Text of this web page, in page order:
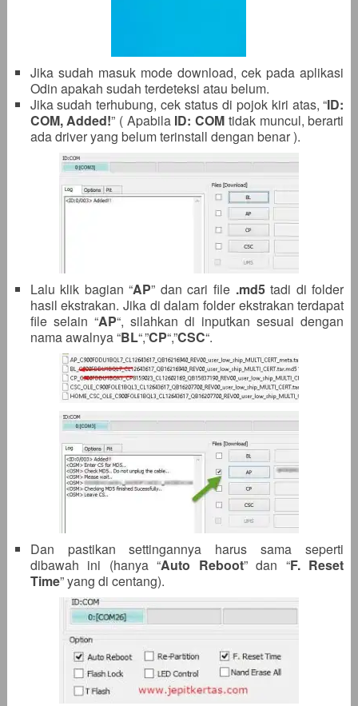
Jika sudah masuk mode download, cek pada aplikasi
Odin apakah sudah terdeteksi atau belum.
Jika sudah terhubung, cek status di pojok kiri atas, “ID:
COM, Added!” ( ApabilaID: COM tidak muncul, berarti
ada driver yang belum terinstall dengan benar ).
Lalu klik bagian “AP” dan cari file .md5tadi di folder
hasil ekstrakan. Jika di dalam folder ekstrakan terdapat
file selain “AP“, silahkan di inputkan sesuai dengan
nama awalnya “BL“,”CP“,”CSC“.
Dan pastikan settingannya harus sama seperti
dibawah ini (hanya “Auto Reboot” dan “F. Reset
Time” yang di centang).